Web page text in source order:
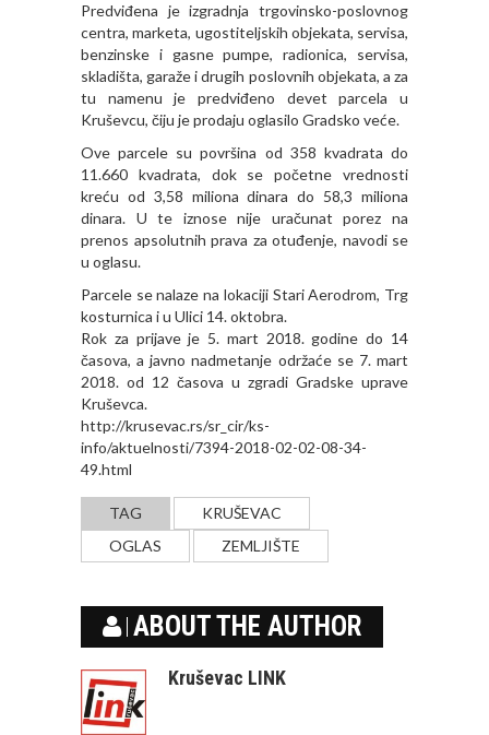
Predviđena je izgradnja trgovinsko-poslovnog
centra, marketa, ugostiteljskih objekata, servisa,
benzinske i gasne pumpe, radionica, servisa,
skladišta, garaže i drugih poslovnih objekata, a za
tu namenu je predviđeno devet parcela u
Kruševcu, čiju je prodaju oglasilo Gradsko veće.
Ove parcele su površina od 358 kvadrata do
11.660 kvadrata, dok se početne vrednosti
kreću od 3,58 miliona dinara do 58,3 miliona
dinara. U te iznose nije uračunat porez na
prenos apsolutnih prava za otuđenje, navodi se
u oglasu.
Parcele se nalaze na lokaciji Stari Aerodrom, Trg
kosturnica i u Ulici 14. oktobra.
Rok za prijave je 5. mart 2018. godine do 14
časova, a javno nadmetanje održaće se 7. mart
2018. od 12 časova u zgradi Gradske uprave
Kruševca.
http://krusevac.rs/sr_cir/ks-
info/aktuelnosti/7394-2018-02-02-08-34-
49.html
TAG
KRUŠEVAC
OGLAS
ZEMLJIŠTE
ABOUT THE AUTHOR
Kruševac LINK